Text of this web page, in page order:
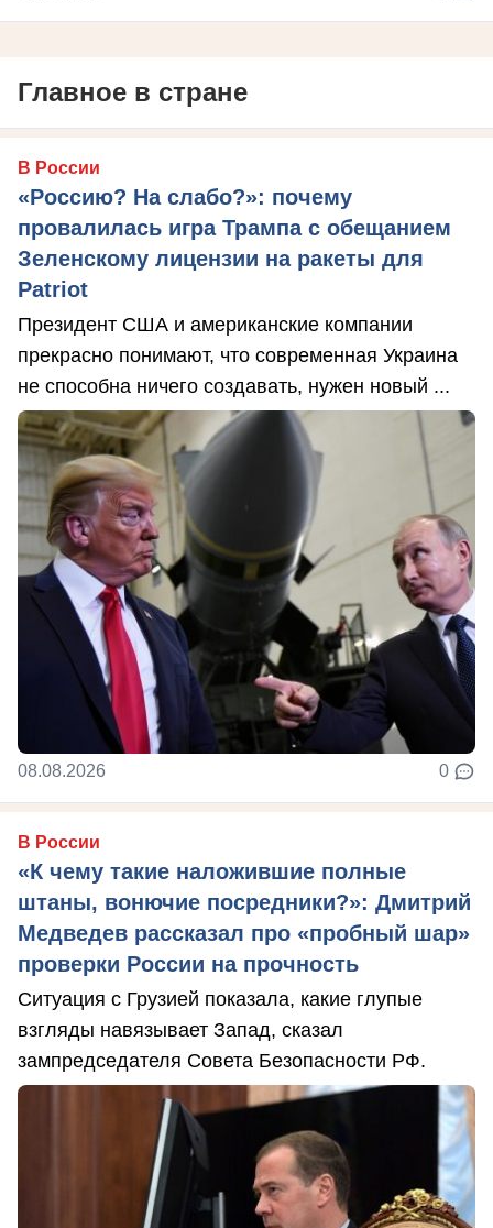
Главное в стране
В России
«Россию? На слабо?»: почему
провалилась игра Трампа с обещанием
Зеленскому лицензии на ракеты для
Patriot
Президент США и американские компании
прекрасно понимают, что современная Украина
не способна ничего создавать, нужен новый ...
08.08.2026 0
В России
«К чему такие наложившие полные
штаны, вонючие посредники?»: Дмитрий
Медведев рассказал про «пробный шар»
проверки России на прочность
Ситуация с Грузией показала, какие глупые
взгляды навязывает Запад, сказал
зампредседателя Совета Безопасности РФ.